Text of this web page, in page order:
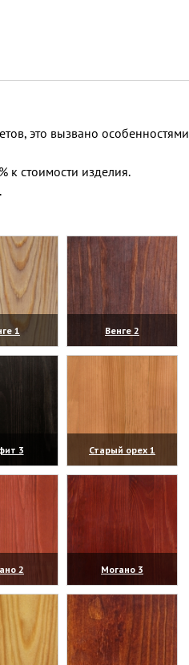
это вызвано особенностями
к стоимости изделия.
1
Венге 2
(увеличить)
3
Старый орех 1
(увеличить)
2
Могано 3
(увеличить)